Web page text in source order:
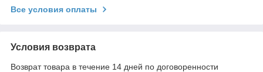
Все условия оплаты
Условия возврата
Возврат товара в течение 14 дней по договоренности